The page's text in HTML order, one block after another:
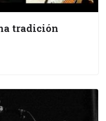
tradición